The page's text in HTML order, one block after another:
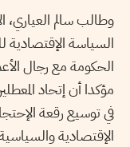
وطالب سالم العياري،
السياسة الإقتصادية
الحكومة مع رجال
مؤكدا أن إتحاد
في توسيع رقعة
الإقتصادية